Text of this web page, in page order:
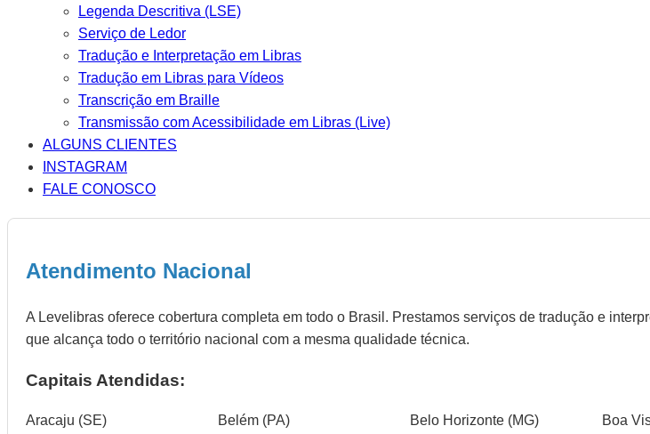
Legenda Descritiva (LSE)
Serviço de Ledor
Tradução e Interpretação em Libras
Tradução em Libras para Vídeos
Transcrição em Braille
Transmissão com Acessibilidade em Libras (Live)
ALGUNS CLIENTES
INSTAGRAM
FALE CONOSCO
Atendimento Nacional
A Levelibras oferece cobertura completa em todo o Brasil. Prestamos serviços de tradução e
que alcança todo o território nacional com a mesma qualidade técnica.
Capitais Atendidas:
Aracaju (SE) Belém (PA) Belo Horizonte (MG) Boa